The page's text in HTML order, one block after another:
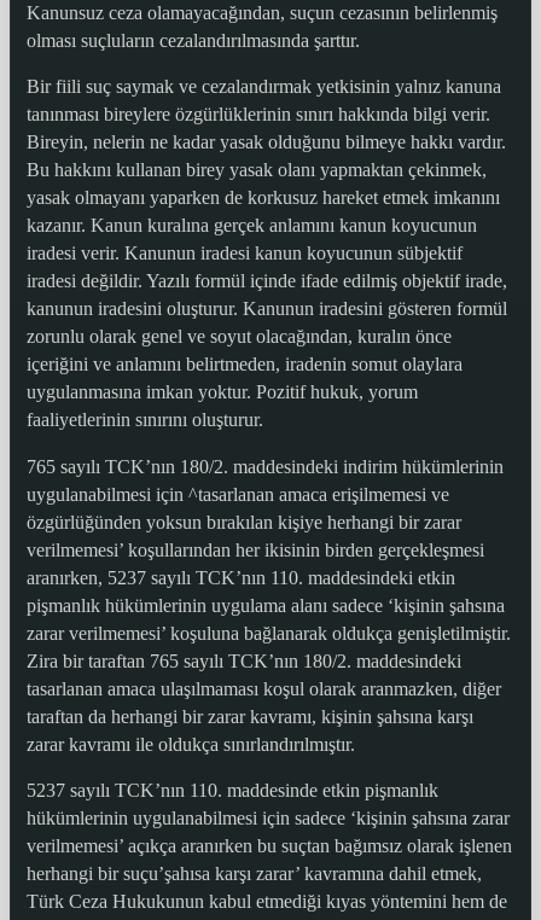
Kanunsuz ceza olamayacağından, suçun cezasının belirlenmiş
olması suçluların cezalandırılmasında şarttır.
Bir fiili suç saymak ve cezalandırmak yetkisinin yalnız kanuna
tanınması bireylere özgürlüklerinin sınırı hakkında bilgi verir.
Bireyin, nelerin ne kadar yasak olduğunu bilmeye hakkı vardır.
Bu hakkını kullanan birey yasak olanı yapmaktan çekinmek,
yasak olmayanı yaparken de korkusuz hareket etmek imkanını
kazanır. Kanun kuralına gerçek anlamını kanun koyucunun
iradesi verir. Kanunun iradesi kanun koyucunun sübjektif
iradesi değildir. Yazılı formül içinde ifade edilmiş objektif irade,
kanunun iradesini oluşturur. Kanunun iradesini gösteren formül
zorunlu olarak genel ve soyut olacağından, kuralın önce
içeriğini ve anlamını belirtmeden, iradenin somut olaylara
uygulanmasına imkan yoktur. Pozitif hukuk, yorum
faaliyetlerinin sınırını oluşturur.
765 sayılı TCK’nın 180/2. maddesindeki indirim hükümlerinin
uygulanabilmesi için ^tasarlanan amaca erişilmemesi ve
özgürlüğünden yoksun bırakılan kişiye herhangi bir zarar
verilmemesi’ koşullarından her ikisinin birden gerçekleşmesi
aranırken, 5237 sayılı TCK’nın 110. maddesindeki etkin
pişmanlık hükümlerinin uygulama alanı sadece ‘kişinin şahsına
zarar verilmemesi’ koşuluna bağlanarak oldukça genişletilmiştir.
Zira bir taraftan 765 sayılı TCK’nın 180/2. maddesindeki
tasarlanan amaca ulaşılmaması koşul olarak aranmazken, diğer
taraftan da herhangi bir zarar kavramı, kişinin şahsına karşı
zarar kavramı ile oldukça sınırlandırılmıştır.
5237 sayılı TCK’nın 110. maddesinde etkin pişmanlık
hükümlerinin uygulanabilmesi için sadece ‘kişinin şahsına zarar
verilmemesi’ açıkça aranırken bu suçtan bağımsız olarak işlenen
herhangi bir suçu’şahısa karşı zarar’ kavramına dahil etmek,
Türk Ceza Hukukunun kabul etmediği kıyas yöntemini hem de